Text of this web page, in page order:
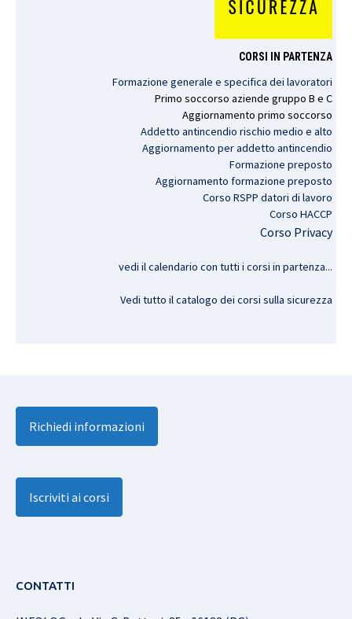
CORSI IN PARTENZA
Formazione generale e specifica dei lavoratori
Primo soccorso aziende gruppo B e C
Aggiornamento primo soccorso
Addetto antincendio rischio medio e alto
Aggiornamento per addetto antincendio
Formazione preposto
Aggiornamento formazione preposto
Corso RSPP datori di lavoro
Corso HACCP
Corso Privacy
vedi il calendario con tutti i corsi in partenza...
Vedi tutto il catalogo dei corsi sulla sicurezza
Richiedi informazioni
Iscriviti ai corsi
CONTATTI